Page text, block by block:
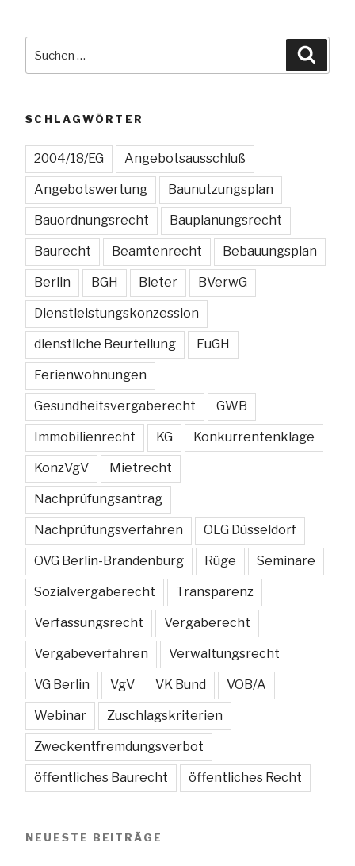
nach:
SCHLAGWÖRTER
2004/18/EG Angebotsausschluß
Angebotswertung Baunutzungsplan
Bauordnungsrecht Bauplanungsrecht
Baurecht Beamtenrecht Bebauungsplan
Berlin BGH Bieter BVerwG
Dienstleistungskonzession
dienstliche Beurteilung EuGH
Ferienwohnungen
Gesundheitsvergaberecht GWB
Immobilienrecht KG Konkurrentenklage
KonzVgV Mietrecht
Nachprüfungsantrag
Nachprüfungsverfahren OLG Düsseldorf
OVG Berlin-Brandenburg Rüge Seminare
Sozialvergaberecht Transparenz
Verfassungsrecht Vergaberecht
Vergabeverfahren Verwaltungsrecht
VG Berlin VgV VK Bund VOB/A
Webinar Zuschlagskriterien
Zweckentfremdungsverbot
öffentliches Baurecht öffentliches Recht
NEUESTE BEITRÄGE